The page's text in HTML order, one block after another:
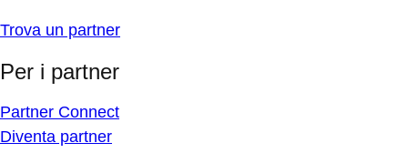
Trova un partner
Per i partner
Partner Connect
Diventa partner